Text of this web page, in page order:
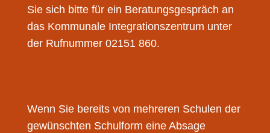
Sie sich bitte für ein Beratungsgespräch an
das Kommunale Integrationszentrum unter
der Rufnummer 02151 860.
Wenn Sie bereits von mehreren Schulen der
gewünschten Schulform eine Absage